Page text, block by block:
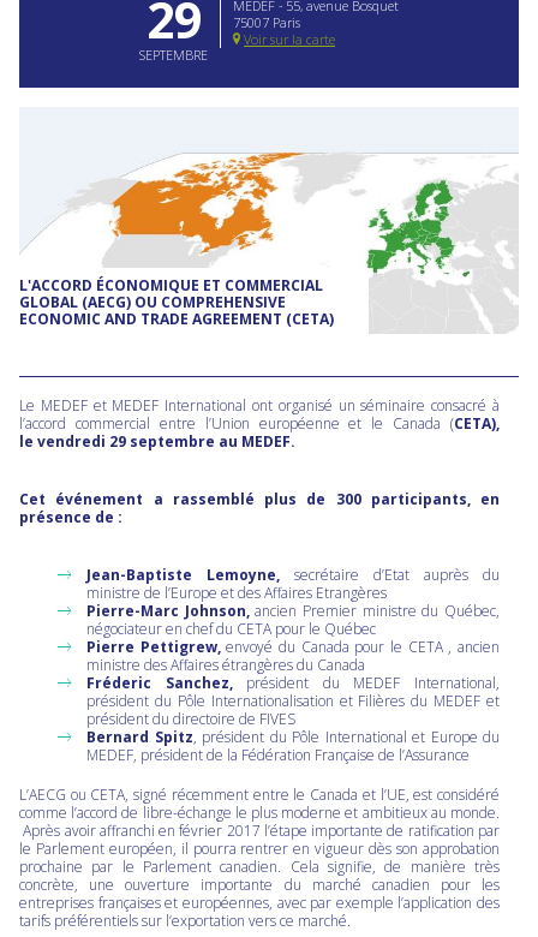
29
SEPTEMBRE
MEDEF - 55, avenue Bosquet
75007 Paris
Voir sur la carte
L'ACCORD ÉCONOMIQUE ET COMMERCIAL
GLOBAL (AECG) OU COMPREHENSIVE
ECONOMIC AND TRADE AGREEMENT (CETA)
Le MEDEF et MEDEF International ont organisé un séminaire consacré à
l’accord commercial entre l’Union européenne et le Canada (CETA),
le vendredi 29 septembre au MEDEF.
Cet événement a rassemblé plus de 300 participants, en
présence de :
Jean-Baptiste Lemoyne, secrétaire d’Etat auprès du
ministre de l’Europe et des Affaires Etrangères
Pierre-Marc Johnson,ancien Premier ministre du Québec,
négociateur en chef du CETA pour le Québec
Pierre Pettigrew,envoyé du Canada pour le CETA , ancien
ministre des Affaires étrangères du Canada
Fréderic Sanchez, président du MEDEF International,
président du Pôle Internationalisation et Filières du MEDEF et
président du directoire de FIVES
Bernard Spitz, président du Pôle International et Europe du
MEDEF, président de la Fédération Française de l’Assurance
L’AECG ou CETA, signé récemment entre le Canada et l’UE, est considéré
comme l’accord de libre-échange le plus moderne et ambitieux au monde.
Après avoir affranchi en février 2017 l’étape importante de ratification par
le Parlement européen, il pourra rentrer en vigueur dès son approbation
prochaine par le Parlement canadien. Cela signifie, de manière très
concrète, une ouverture importante du marché canadien pour les
entreprises françaises et européennes, avec par exemple l’application des
tarifs préférentiels sur l’exportation vers ce marché.